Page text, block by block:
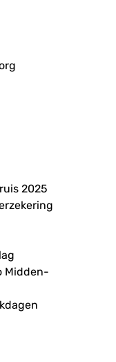
2025
Midden-